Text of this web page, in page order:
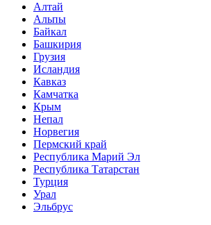
Алтай
Альпы
Байкал
Башкирия
Грузия
Исландия
Кавказ
Камчатка
Крым
Непал
Норвегия
Пермский край
Республика Марий Эл
Республика Татарстан
Турция
Урал
Эльбрус